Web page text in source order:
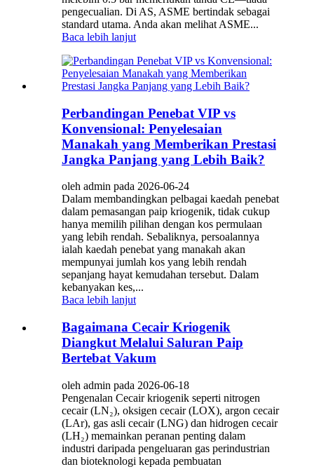
pengecualian. Di AS, ASME bertindak sebagai
standard utama. Anda akan melihat ASME...
Baca lebih lanjut
Perbandingan Penebat VIP vs
Konvensional: Penyelesaian
Manakah yang Memberikan Prestasi
Jangka Panjang yang Lebih Baik?
oleh admin pada 2026-06-24
Dalam membandingkan pelbagai kaedah penebat
dalam pemasangan paip kriogenik, tidak cukup
hanya memilih pilihan dengan kos permulaan
yang lebih rendah. Sebaliknya, persoalannya
ialah kaedah penebat yang manakah akan
mempunyai jumlah kos yang lebih rendah
sepanjang hayat kemudahan tersebut. Dalam
kebanyakan kes,...
Baca lebih lanjut
Bagaimana Cecair Kriogenik
Diangkut Melalui Saluran Paip
Bertebat Vakum
oleh admin pada 2026-06-18
Pengenalan Cecair kriogenik seperti nitrogen
cecair (LN₂), oksigen cecair (LOX), argon cecair
(LAr), gas asli cecair (LNG) dan hidrogen cecair
(LH₂) memainkan peranan penting dalam
industri daripada pengeluaran gas perindustrian
dan bioteknologi kepada pembuatan